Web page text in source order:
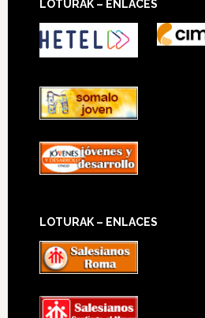
LOTURAK – ENLACES
LOTURAK – ENLACES